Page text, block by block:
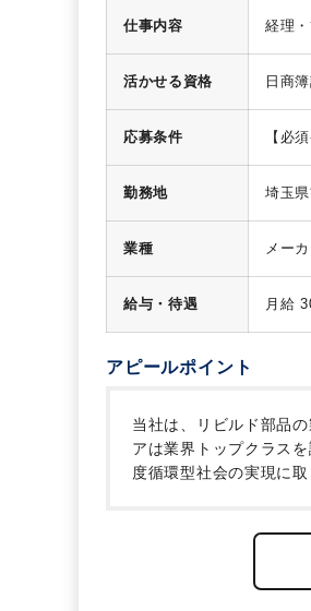
仕事内容 経理
子会
門強
など
活かせる資格 日商
応募条件 【必
勤務地 埼玉
業種 メー
給与・待遇
アピールポイント
当社は、リビルド部品
アは業界トップクラスを
度循環型社会の実現に取